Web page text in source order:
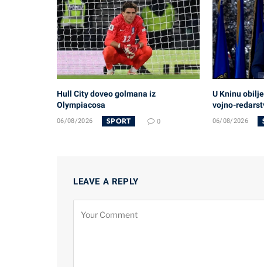
Hull City doveo golmana iz
Olympiacosa
06/08/2026 SPORT 0
U Kninu
vojno-
06/08/2026
LEAVE A REPLY